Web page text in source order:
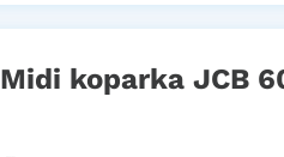
Midi koparka JCB